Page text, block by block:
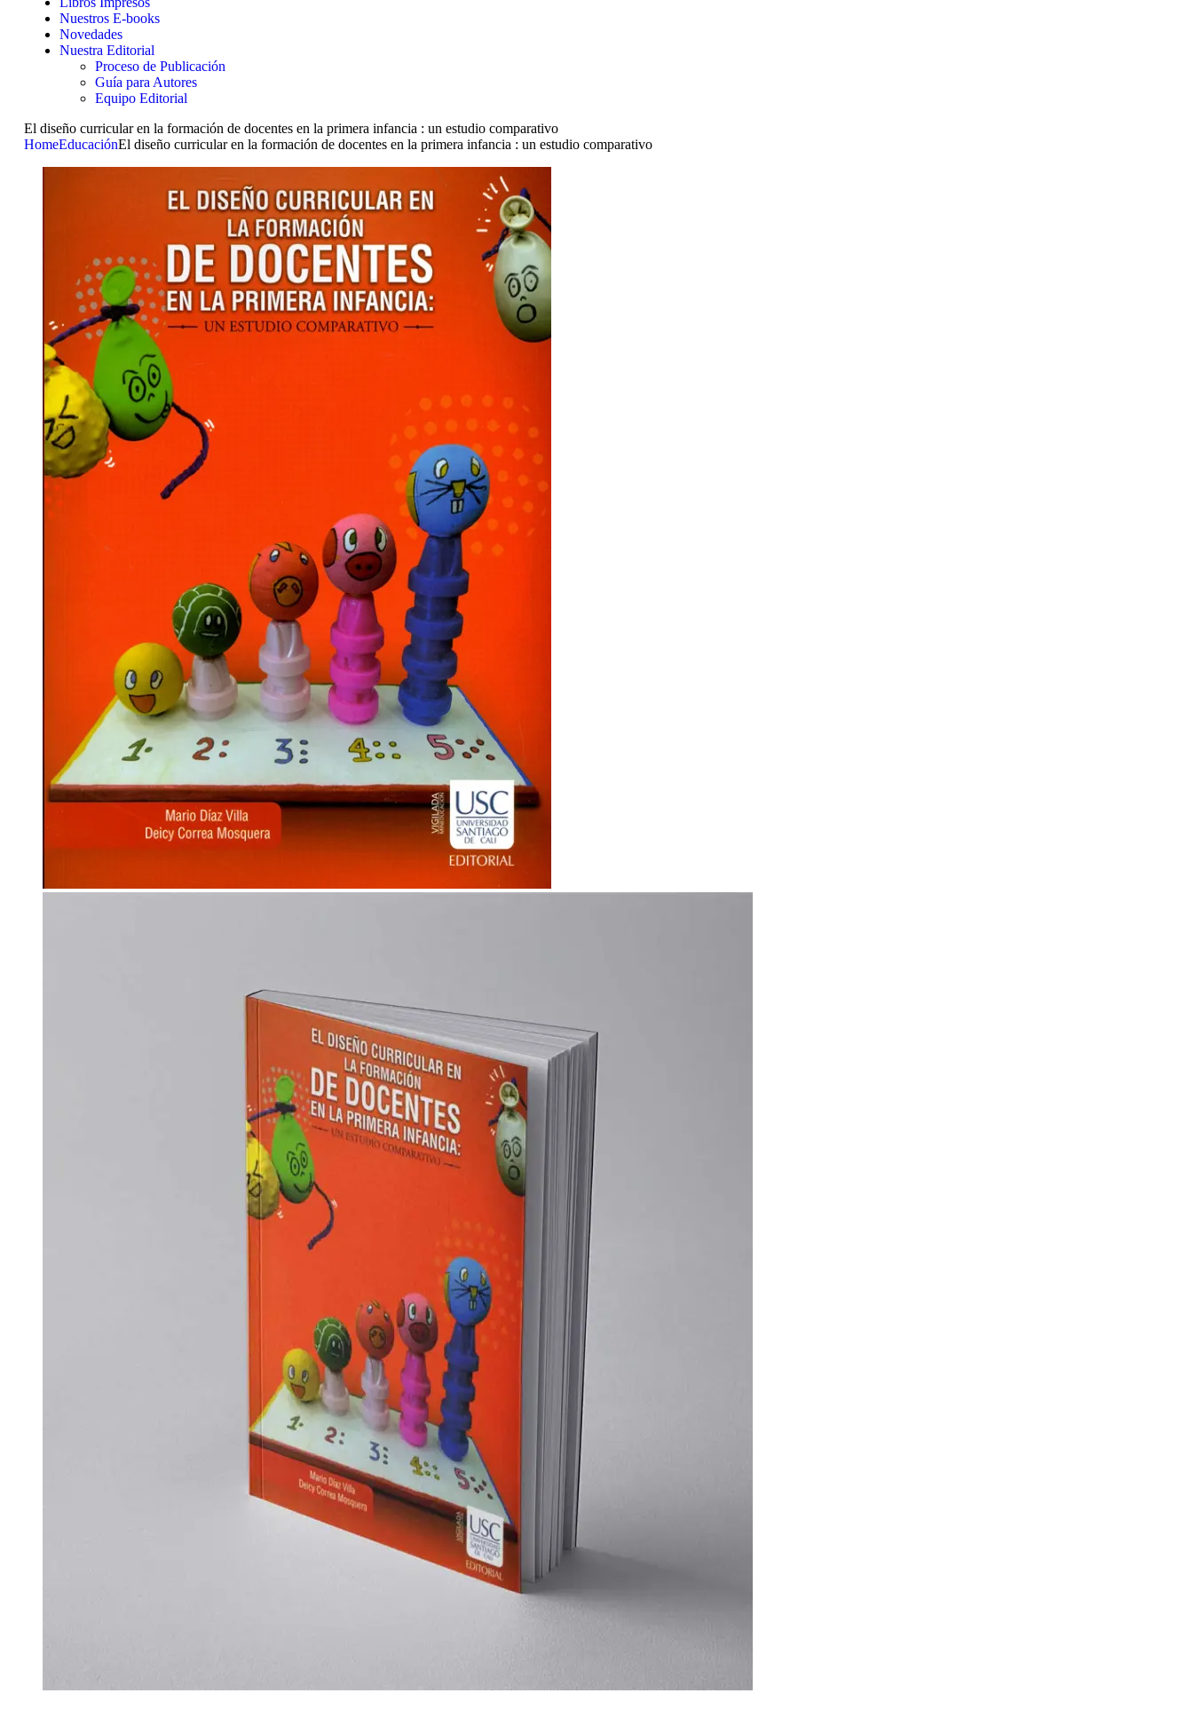
Nuestros E-books
Novedades
Nuestra Editorial
Proceso de Publicación
Guía para Autores
Equipo Editorial
El diseño curricular en la formación de docentes en la primera infancia : un estudio comparativo
HomeEducaciónEl diseño curricular en la formación de docentes en la primera infancia : un estudio comparativo